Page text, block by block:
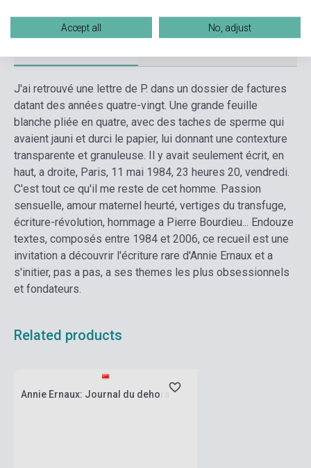
J'ai retrouvé une lettre de P. dans un dossier de factures
datant des années quatre-vingt. Une grande feuille
blanche pliée en quatre, avec des taches de sperme qui
avaient jauni et durci le papier, lui donnant une contexture
transparente et granuleuse. Il y avait seulement écrit, en
haut, a droite, Paris, 11 mai 1984, 23 heures 20, vendredi.
C'est tout ce qu'il me reste de cet homme. Passion
sensuelle, amour maternel heurté, vertiges du transfuge,
écriture-révolution, hommage a Pierre Bourdieu... Endouze
textes, composés entre 1984 et 2006, ce recueil est une
invitation a découvrir l'écriture rare d'Annie Ernaux et a
s'initier, pas a pas, a ses themes les plus obsessionnels
et fondateurs.
Related products
Annie Ernaux: Journal du dehors
Accept all No, adjust